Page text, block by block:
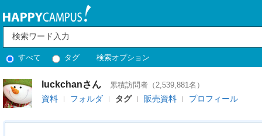
すべて タグ 検索オプション
luckchanさん 累積訪問者（2,539,881名）
資料 フォルダ タグ 販売資料 プロフィール